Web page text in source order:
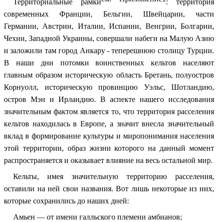
Территориальные рамки
: территория
современных Франции, Бельгии, Швейцарии, части
Германии, Австрии, Италии, Испании, Венгрии, Болгарии,
Чехии, Западной Украины, совершали набеги на Малую Азию
и заложили там город Анкару - теперешнюю столицу Турции.
В наши дни потомки воинственных кельтов населяют
главным образом историческую область Бретань, полуостров
Корнуолл, историческую провинцию Уэльс, Шотландию,
остров Мэн и Ирландию. В аспекте нашего исследования
значительным фактом является то, что территория расселения
кельтов находилась в Европе, а значит внесла значительный
вклад в формирование культуры и миропонимания населения
этой территории, образ жизни которого на данный момент
распространяется и оказывает влияние на весь остальной мир.
Кельты, имея значительную территорию расселения,
оставили на ней свои названия. Вот лишь некоторые из них,
которые сохранились до наших дней:
Амьен — от имени галльского племени амбианов;